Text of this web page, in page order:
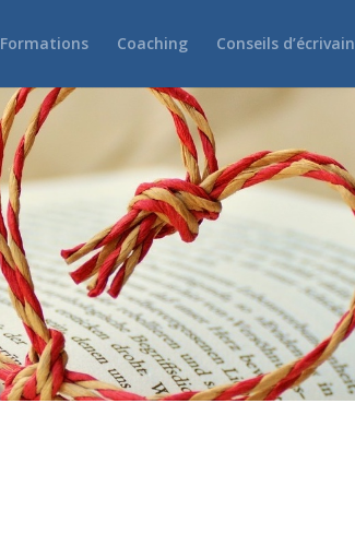
Formations Coaching Conseils d’écrivain